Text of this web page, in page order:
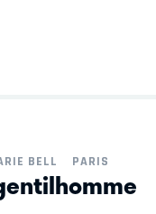
BELL
PARIS